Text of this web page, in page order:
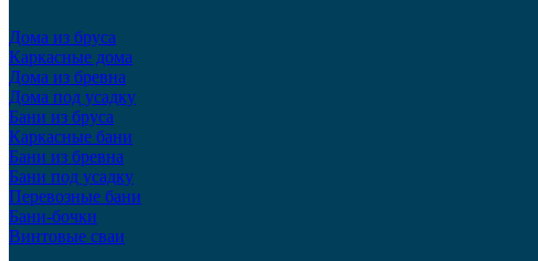
Дома из бруса
Каркасные дома
Дома из бревна
Дома под усадку
Бани из бруса
Каркасные бани
Бани из бревна
Бани под усадку
Перевозные бани
Бани-бочки
Винтовые сваи